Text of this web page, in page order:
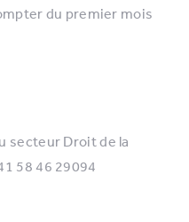
du premier mois
secteur Droit de la
58 46 29094